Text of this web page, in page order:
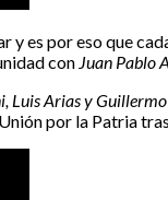
es por eso que
con Juan Pablo
Luis Arias y
por la Patria